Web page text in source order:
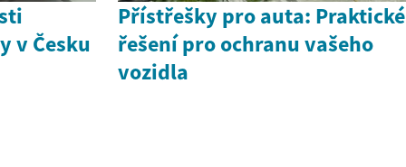
v Česku
Přístřešky pro auta: Praktické
řešení pro ochranu vašeho
vozidla